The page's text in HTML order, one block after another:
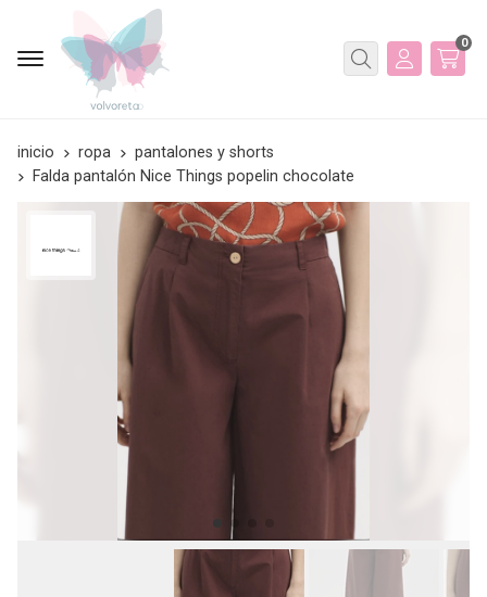
Buscar
0
inicio ropa
pantalones y shorts
Falda pantalón Nice Things popelin chocolate